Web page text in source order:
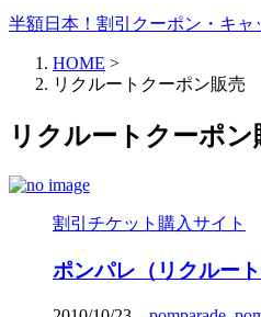
半額日本！割引クーポン・キャ
HOME >
リクルートクーポン販売
リクルートクーポン
割引チケット購入サイト
ポンパレ（リクルー